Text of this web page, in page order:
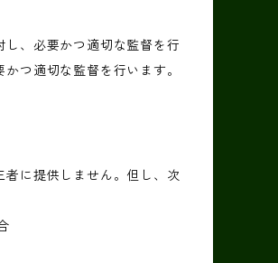
、必要かつ適切な監督を行
つ適切な監督を行います。
に提供しません。但し、次